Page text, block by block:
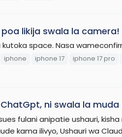
poa likija swala la camera!
space. Nasa
iphone iphone 17 iphone 17 pro
ni swala la muda
fulani anipatie ushauri,
kama ilivyo, Ushauri wa